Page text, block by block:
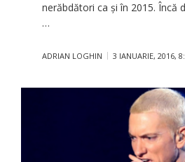
nerăbdători ca şi în 2015. Încă
…
ADRIAN LOGHIN 3 IANUARIE, 2016,